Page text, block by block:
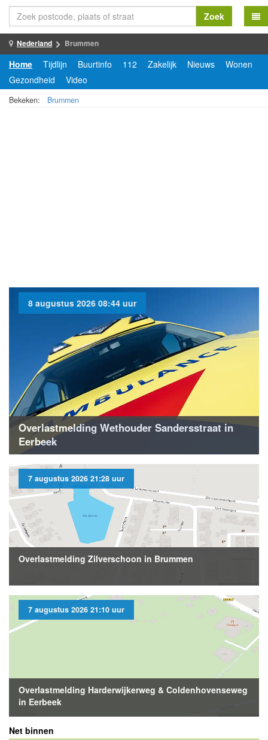
Zoek
Nederland Brummen
Home Tijdlijn Buurtinfo 112 Zakelijk Nieuws
Wonen
Gezondheid
Video
Bekeken: Brummen
8 augustus 2026 08:44 uur
Overlastmelding Wethouder Sandersstraat in
Eerbeek
7 augustus 2026 21:28 uur
Overlastmelding Zilverschoon in Brummen
7 augustus 2026 21:10 uur
Overlastmelding Harderwijkerweg & Coldenhovenseweg
in Eerbeek
Net binnen